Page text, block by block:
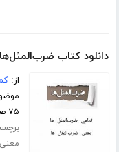
دانلود کتاب ضرب‌المثل‌ها
از:
۷۵ صفحه
معنی